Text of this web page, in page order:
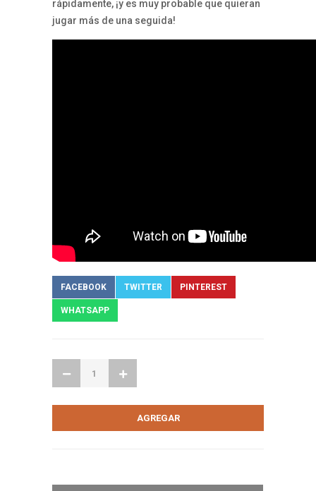
rápidamente, ¡y es muy probable que quieran
jugar más de una seguida!
FACEBOOK TWITTER PINTEREST
WHATSAPP